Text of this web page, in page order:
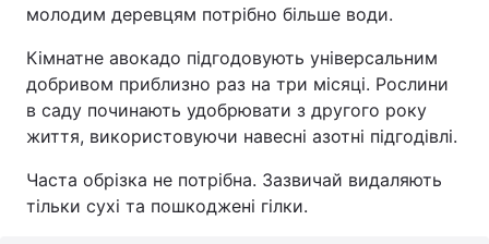
молодим деревцям потрібно більше води.
Кімнатне авокадо підгодовують універсальним
добривом приблизно раз на три місяці. Рослини
в саду починають удобрювати з другого року
життя, використовуючи навесні азотні підгодівлі.
Часта обрізка не потрібна. Зазвичай видаляють
тільки сухі та пошкоджені гілки.